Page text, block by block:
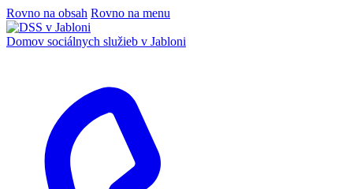
Rovno na obsah Rovno na menu
Domov sociálnych služieb v Jabloni